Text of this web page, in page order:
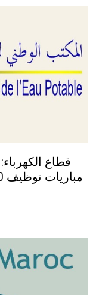
قطاع